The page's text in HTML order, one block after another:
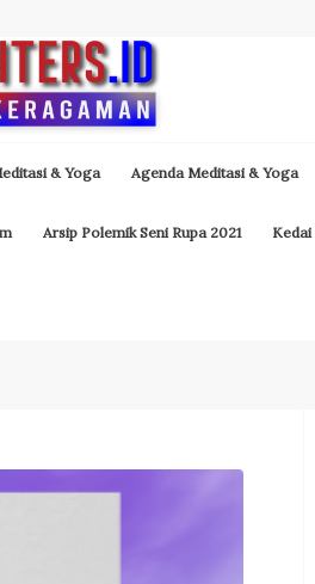
& Yoga Agenda Meditasi & Yoga
Arsip Polemik Seni Rupa 2021 Kedai